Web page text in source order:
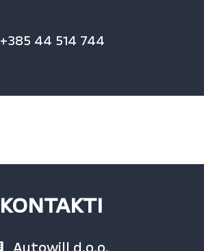
+385 44 514 744
KONTAKTI